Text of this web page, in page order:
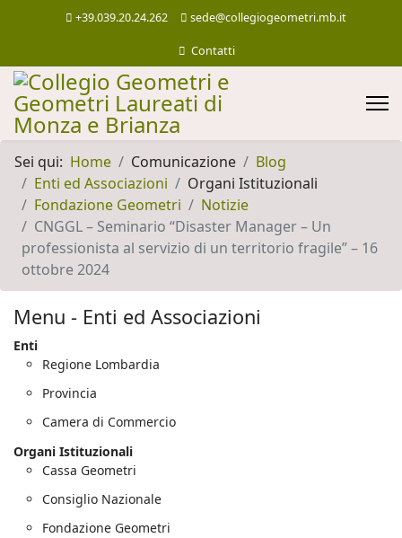
+39.039.20.24.262 sede@collegiogeometri.mb.it
Contatti
Sei qui: Home Comunicazione
Blog
Enti ed Associazioni
Organi Istituzionali
Fondazione Geometri
Notizie
CNGGL – Seminario “Disaster Manager – Un
professionista al servizio di un territorio fragile” – 16
ottobre 2024
Menu - Enti ed Associazioni
Enti
Regione Lombardia
Provincia
Camera di Commercio
Organi Istituzionali
Cassa Geometri
Consiglio Nazionale
Fondazione Geometri